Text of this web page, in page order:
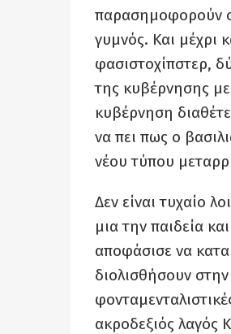
παρασημοφορούν ο
γυμνός. Και μέχρι
φασιστοχίπστερ,
της κυβέρνησης
κυβέρνηση
να πει πως ο
νέου τύπου
Δεν είναι τυχαίο
μια την παιδεία
αποφάσισε να
διολισθήσουν
ακροδεξιός λαγός